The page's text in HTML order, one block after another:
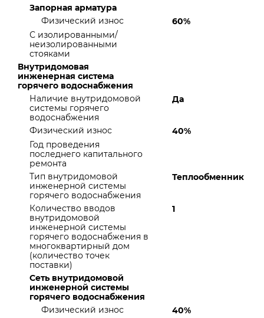
Запорная арматура
Физический износ
60%
С изолированными/
неизолированными
стояками
Внутридомовая
инженерная система
горячего водоснабжения
Наличие внутридомовой
системы горячего
водоснабжения
Да
Физический износ
40%
Год проведения
последнего капитального
ремонта
Тип внутридомовой
инженерной системы
горячего водоснабжения
Теплообменник
Количество вводов
внутридомовой
инженерной системы
горячего водоснабжения в
многоквартирный дом
(количество точек
поставки)
1
Сеть внутридомовой
инженерной системы
горячего водоснабжения
Физический износ
40%